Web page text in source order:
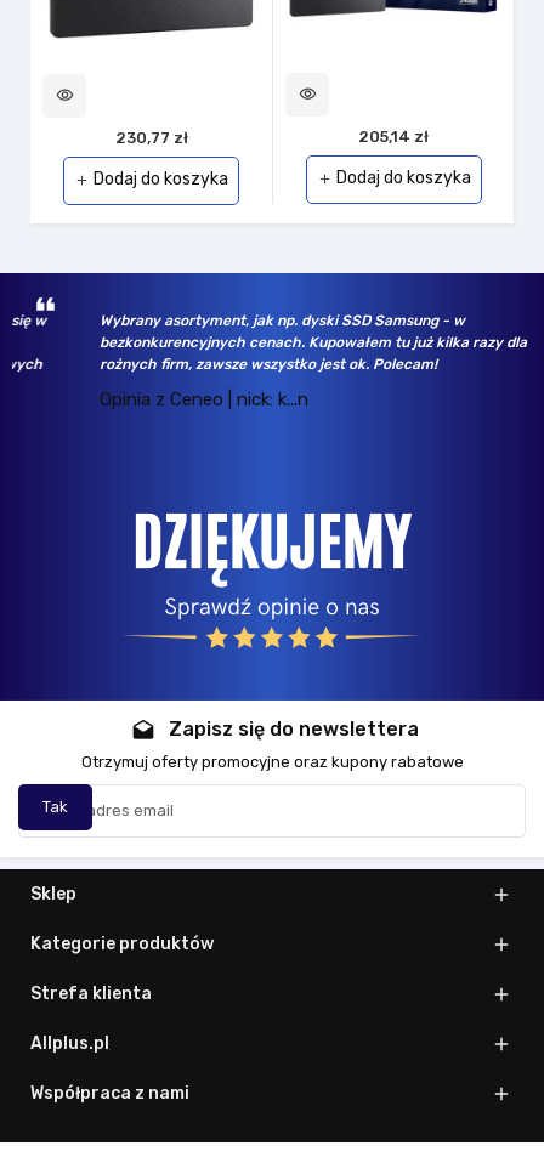
visibility
230,77 zł
add Dodaj do koszyka
visibility
205,14 zł
add Dodaj do koszyka
Wybrany asortyment, jak np. dyski SSD Samsung - w
bezkonkurencyjnych cenach. Kupowałem tu już kilka razy dla
rożnych firm, zawsze wszystko jest ok. Polecam!
Opinia z Ceneo | nick: k...n
drafts Zapisz się do newslettera
Otrzymuj oferty promocyjne oraz kupony rabatowe
Sklep 
Kategorie produktów 
Strefa klienta 
Allplus.pl 
Współpraca z nami 